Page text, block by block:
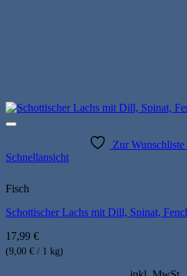
Zur Wunschliste
Schnellansicht
Fisch
Schottischer Lachs mit Dill, Spinat,
17,99 €
(9,00 € / 1 kg)